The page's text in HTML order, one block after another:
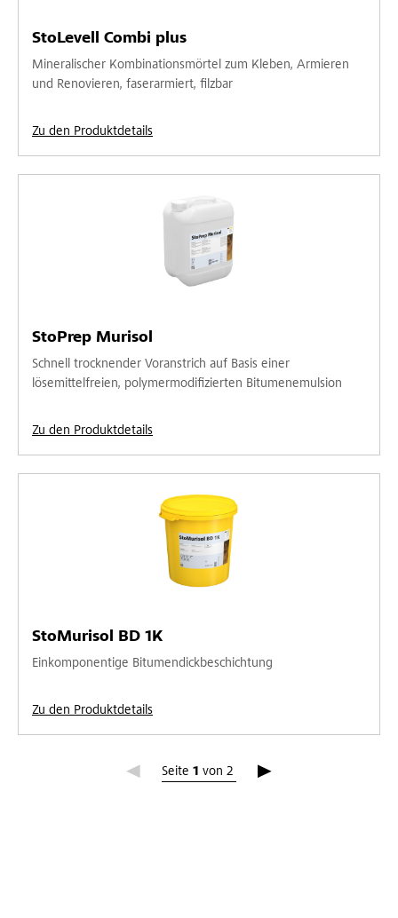
StoLevell Combi plus
Mineralischer Kombinationsmörtel zum Kleben, Armieren
und Renovieren, faserarmiert, filzbar
Zu den Produktdetails
StoPrep Murisol
Schnell trocknender Voranstrich auf Basis einer
lösemittelfreien, polymermodifizierten Bitumenemulsion
Zu den Produktdetails
StoMurisol BD 1K
Einkomponentige Bitumendickbeschichtung
Zu den Produktdetails
Seite 1 von 2
Seite 1